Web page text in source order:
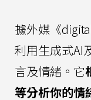
據外媒《
利用生成式AI
言及情緒。它
等分析你的情